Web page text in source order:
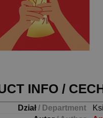
INFO /
Dział/ Department